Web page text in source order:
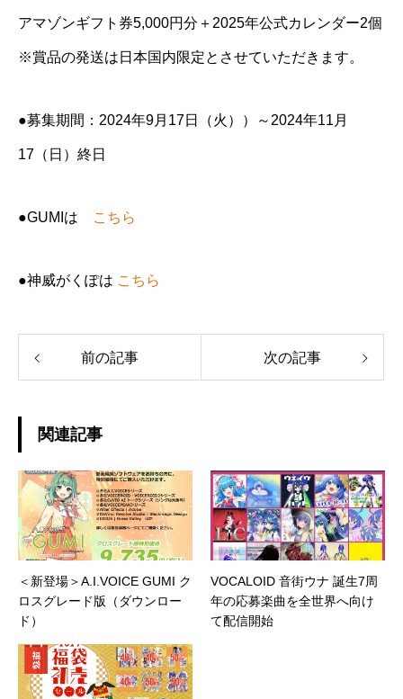
アマゾンギフト券5,000円分＋2025年公式カレンダー2個
※賞品の発送は日本国内限定とさせていただきます。
●募集期間：2024年9月17日（火））～2024年11月
17（日）終日
●GUMIは こちら
●神威がくぽは こちら
前の記事 次の記事
関連記事
＜新登場＞A.I.VOICE GUMI ク
ロスグレード版（ダウンロー
ド）
VOCALOID 音街ウナ 誕生7周
年の応募楽曲を全世界へ向け
て配信開始